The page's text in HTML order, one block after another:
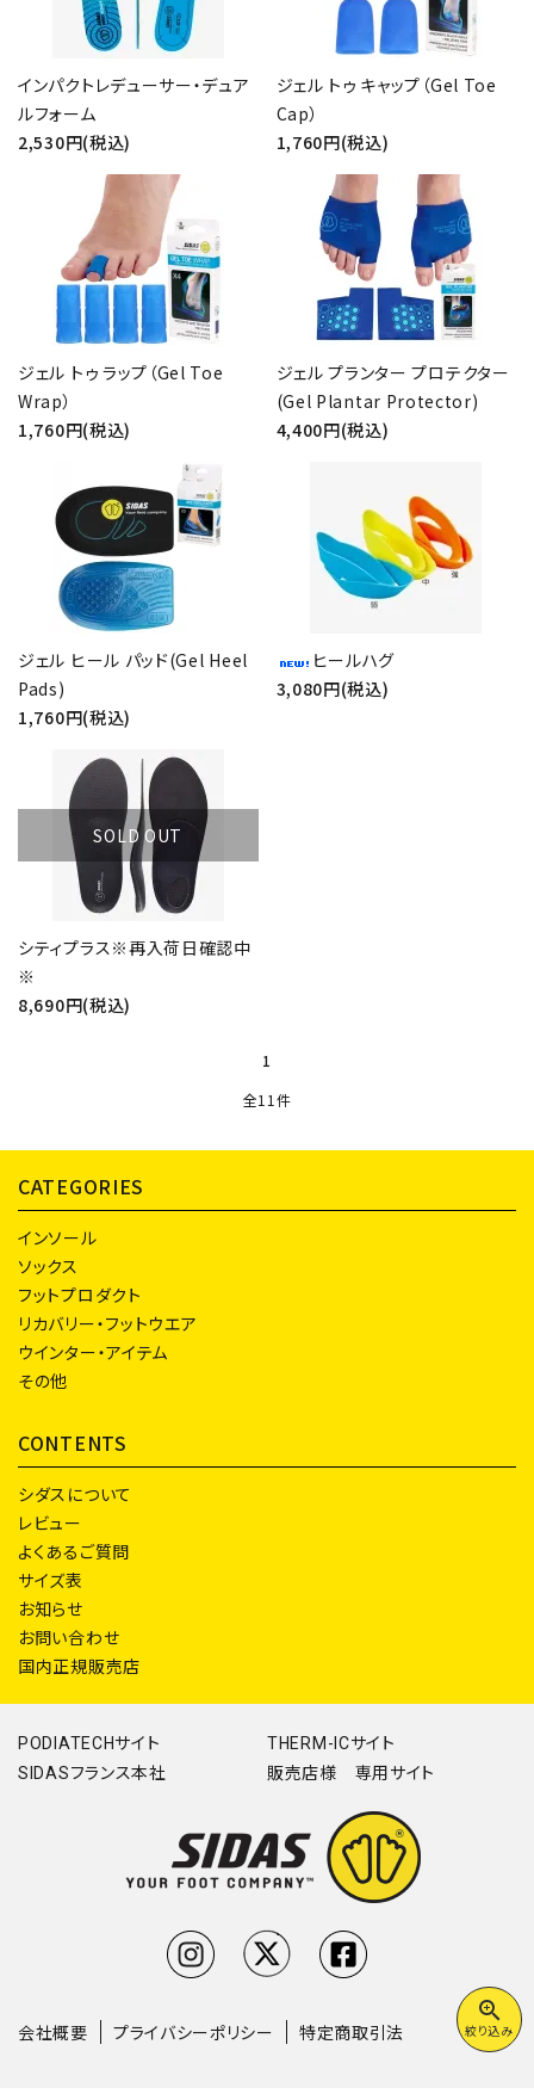
インパクトレデューサー・デュア
ルフォーム
2,530円(税込)
ジェル トゥ キャップ（Gel Toe
Cap）
1,760円(税込)
ジェル トゥ ラップ（Gel Toe
Wrap）
1,760円(税込)
ジェル プランター プロテクター
(Gel Plantar Protector)
4,400円(税込)
ジェル ヒール パッド(Gel Heel
Pads)
1,760円(税込)
ヒールハグ
3,080円(税込)
SOLD OUT
シティプラス※再入荷日確認中
※
8,690円(税込)
1
全11件
zoom_in
絞り込み
キーワード
CATEGORIES
インソール
ソックス
フットプロダクト
リカバリー・フットウエア
ウインター・アイテム
その他
CONTENTS
シダスについて
レビュー
よくあるご質問
サイズ表
お知らせ
お問い合わせ
国内正規販売店
PODIATECHサイト
THERM-ICサイト
SIDASフランス本社
販売店様 専用サイト
会社概要 プライバシーポリシー 特定商取引法